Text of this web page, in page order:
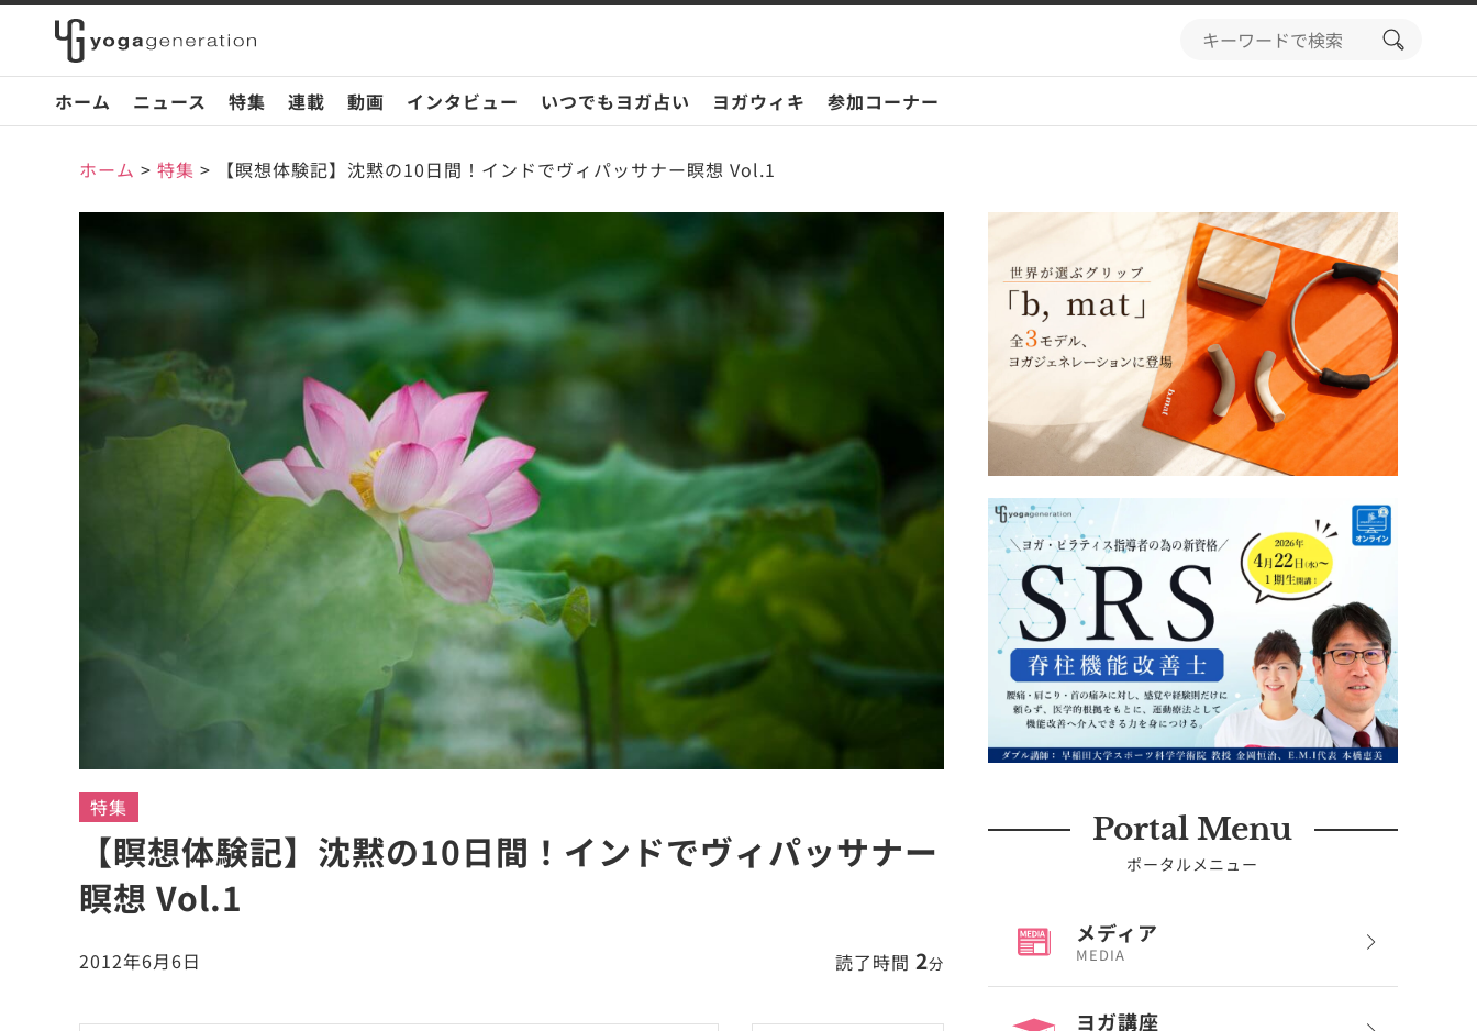
search
ホーム
ニュース 特集 連載 動画 インタビュー いつでもヨガ占い ヨガウィキ 参加コーナー
ホーム > 特集 > 【瞑想体験記】沈黙の10日間！インドでヴィパッサナー瞑想 Vol.1
特集
【瞑想体験記】沈黙の10日間！インドでヴィパッサナー
瞑想 Vol.1
2012年6月6日 読了時間 2分
Portal Menu
ポータルメニュー
メディア
MEDIA
ヨガ講座